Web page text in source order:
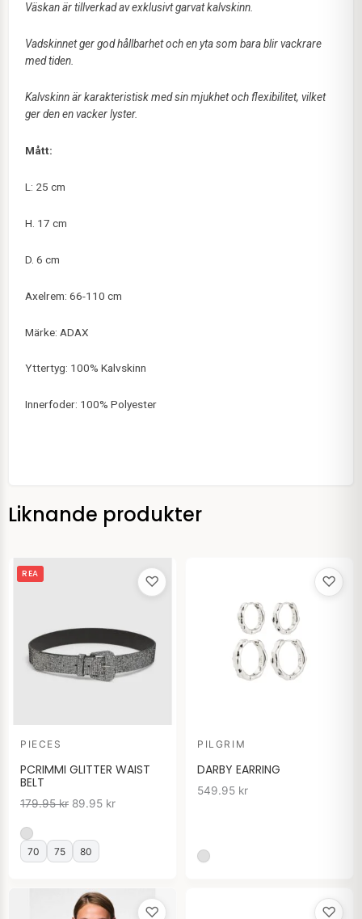
Väskan är tillverkad av exklusivt garvat kalvskinn.
Vadskinnet ger god hållbarhet och en yta som bara blir vackrare
med tiden.
Kalvskinn är karakteristisk med sin mjukhet och flexibilitet, vilket
ger den en vacker lyster.
Mått:
L: 25 cm
H. 17 cm
D. 6 cm
Axelrem: 66-110 cm
Märke: ADAX
Yttertyg: 100% Kalvskinn
Innerfoder: 100% Polyester
Liknande produkter
♡
REA
PIECES
PCRIMMI GLITTER WAIST
BELT
179.95kr
179.95 kr.
89.95 kr
nuvarande
89.95 kr.
70 75 80
♡
PILGRIM
DARBY EARRING
549.95 kr
♡ ♡